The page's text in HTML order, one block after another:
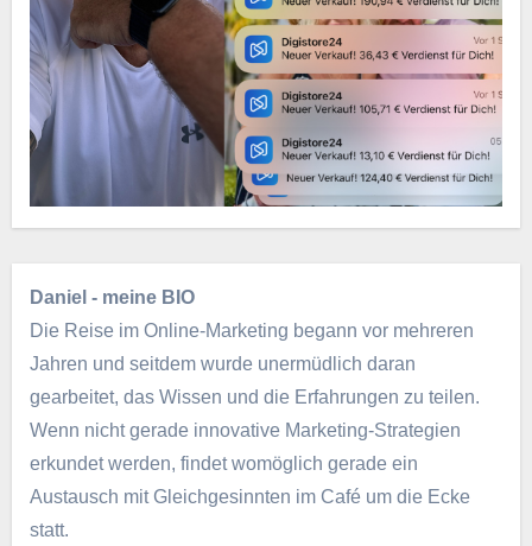
Daniel - meine BIO
Die Reise im Online-Marketing begann vor mehreren
Jahren und seitdem wurde unermüdlich daran
gearbeitet, das Wissen und die Erfahrungen zu teilen.
Wenn nicht gerade innovative Marketing-Strategien
erkundet werden, findet womöglich gerade ein
Austausch mit Gleichgesinnten im Café um die Ecke
statt.